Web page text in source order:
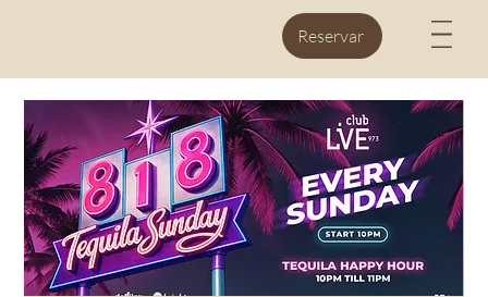
Reservar